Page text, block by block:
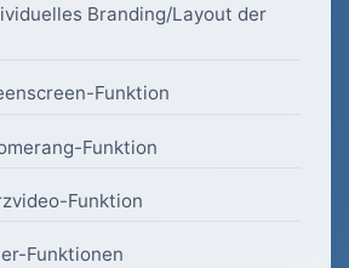
Branding/Layout der
Funktion
Funktion
Funktion
Funktionen